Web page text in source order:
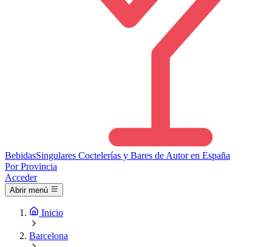
BebidasSingulares Coctelerías y Bares de Autor en España
Por Provincia
Acceder
Abrir menú
Inicio
Barcelona